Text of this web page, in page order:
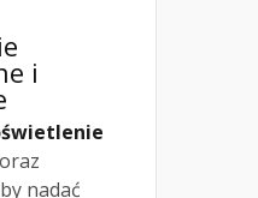
i
oraz
nadać